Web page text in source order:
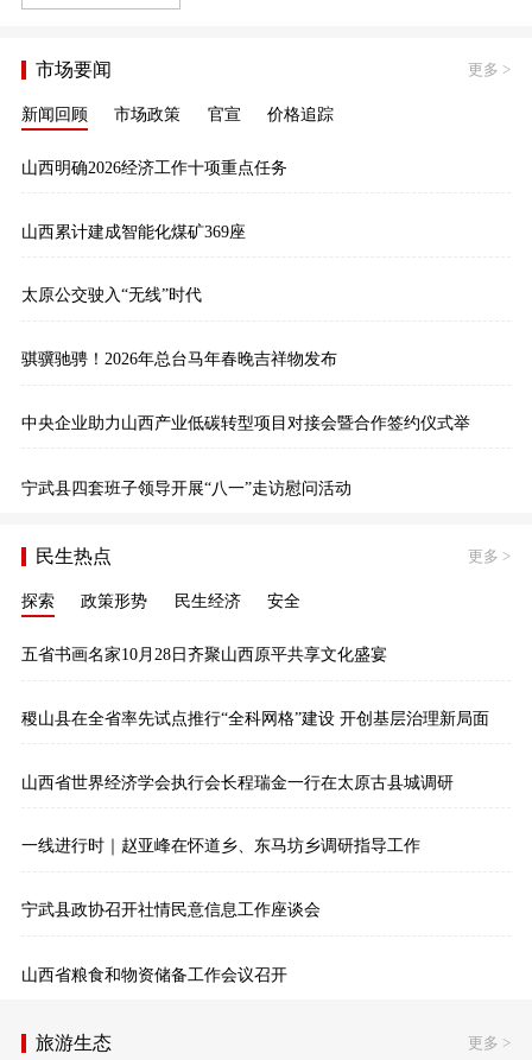
市场要闻 更多 >
新闻回顾 市场政策 官宣 价格追踪
山西明确2026经济工作十项重点任务
山西累计建成智能化煤矿369座
太原公交驶入“无线”时代
骐骥驰骋！2026年总台马年春晚吉祥物发布
中央企业助力山西产业低碳转型项目对接会暨合作签约仪式举
宁武县四套班子领导开展“八一”走访慰问活动
民生热点 更多 >
探索 政策形势 民生经济 安全
五省书画名家10月28日齐聚山西原平共享文化盛宴
稷山县在全省率先试点推行“全科网格”建设 开创基层治理新局面
山西省世界经济学会执行会长程瑞金一行在太原古县城调研
一线进行时｜赵亚峰在怀道乡、东马坊乡调研指导工作
宁武县政协召开社情民意信息工作座谈会
山西省粮食和物资储备工作会议召开
旅游生态 更多 >